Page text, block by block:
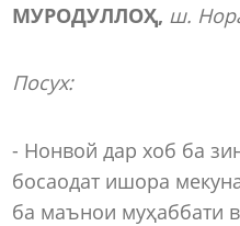
МУРОДУЛЛОҲ, ш.
Посух:
- Нонвой дар хоб ба
босаодат ишора
ба маънои муҳаббати